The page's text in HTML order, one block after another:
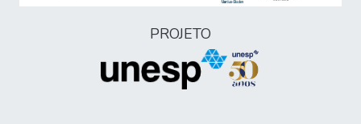
PROJETO